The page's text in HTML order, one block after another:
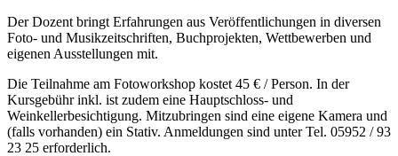
Der Dozent bringt Erfahrungen aus Veröffentlichungen in diversen
Foto- und Musikzeitschriften, Buchprojekten, Wettbewerben und
eigenen Ausstellungen mit.
Die Teilnahme am Fotoworkshop kostet 45 € / Person. In der
Kursgebühr inkl. ist zudem eine Hauptschloss- und
Weinkellerbesichtigung. Mitzubringen sind eine eigene Kamera und
(falls vorhanden) ein Stativ. Anmeldungen sind unter Tel. 05952 / 93
23 25 erforderlich.